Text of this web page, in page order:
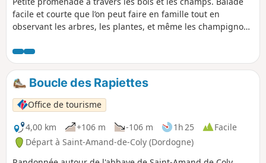
facile et courte que l’on peut faire en famille tout en
observant les arbres, les plantes, et même les champignons
offre de belles vues sur les coteaux. Aire de pique-nique
aménagée.
Boucle des Rapiettes
Office de tourisme
4,00 km
+106 m -106 m 1h 25
Facile
Départ à Saint-Amand-de-Coly (Dordogne)